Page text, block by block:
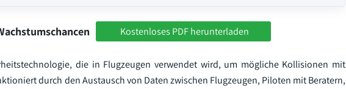
Kostenloses PDF herunterladen
die in Flugzeugen verwendet wird, um mögliche Kollisionen mit
durch den Austausch von Daten zwischen Flugzeugen, Piloten mit Beratern,